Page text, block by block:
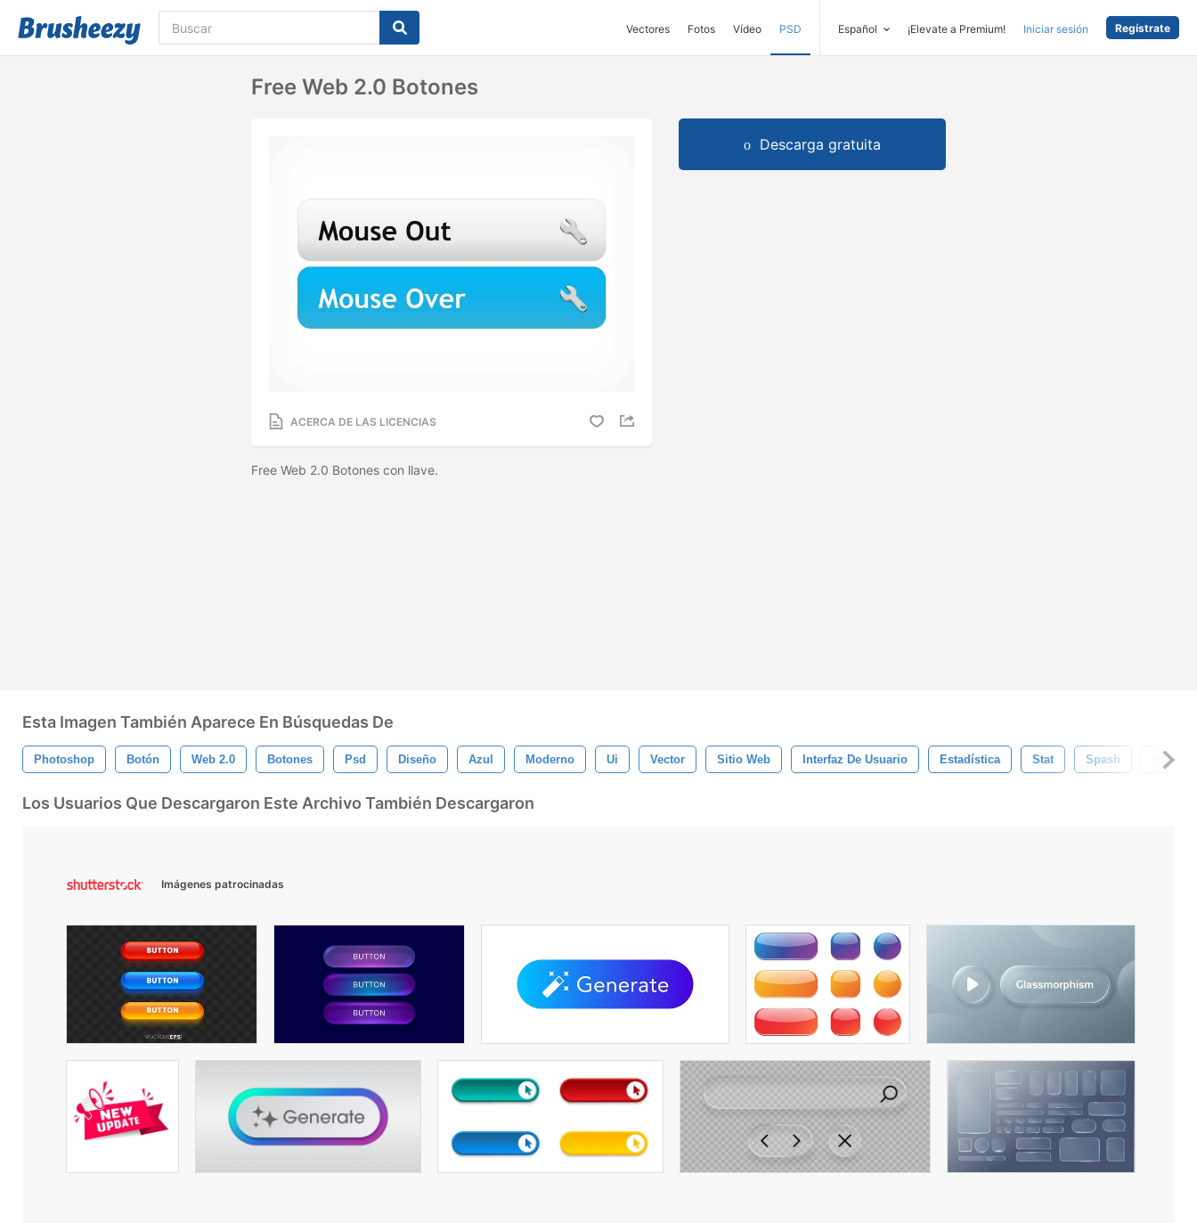
Vectores Fotos Vídeo PSD Español ¡Elevate a Premium! Iniciar sesión Regístrate
Free Web 2.0 Botones
ACERCA DE LAS LICENCIAS
Free Web 2.0 Botones con llave.
Descarga gratuita
Esta Imagen También Aparece En Búsquedas De
Photoshop Botón Web 2.0 Botones Psd Diseño Azul Moderno Ui Vector Sitio Web Interfaz De Usuario Estadística Stat Spash
Los Usuarios Que Descargaron Este Archivo También Descargaron
Imágenes patrocinadas